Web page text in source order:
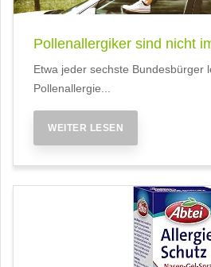
Pollenallergiker sind nicht
Etwa jeder sechste Bundesbürger
Pollenallergie...
WEITER LESEN